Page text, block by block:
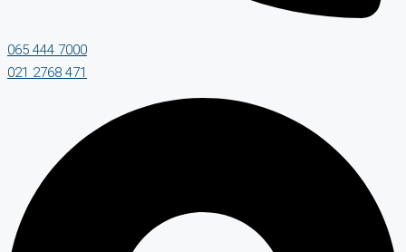
065 444 7000
021 2768 471